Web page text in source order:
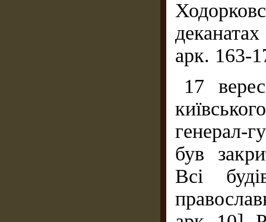
арк. 163-
17
генерал-
був
Всі